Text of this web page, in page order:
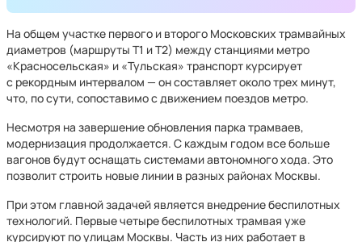
На общем участке первого и второго Московских трамвайных
диаметров (маршруты Т1 и Т2) между станциями метро
«Красносельская» и «Тульская» транспорт курсирует
с рекордным интервалом — он составляет около трех минут,
что, по сути, сопоставимо с движением поездов метро.
Несмотря на завершение обновления парка трамваев,
модернизация продолжается. С каждым годом все больше
вагонов будут оснащать системами автономного хода. Это
позволит строить новые линии в разных районах Москвы.
При этом главной задачей является внедрение беспилотных
технологий. Первые четыре беспилотных трамвая уже
курсируют по улицам Москвы. Часть из них работает в